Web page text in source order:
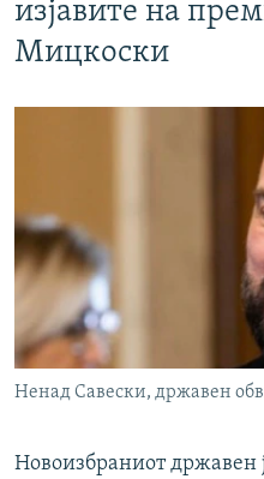
изјавите на
Мицкоски
Ненад Савески, државен
Новоизбраниот државен